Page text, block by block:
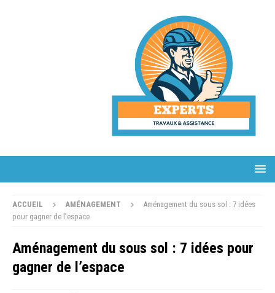
ACCUEIL AMÉNAGEMENT
Aménagement du sous sol : 7 idées
pour gagner de l’espace
Aménagement du sous sol : 7 idées pour
gagner de l’espace